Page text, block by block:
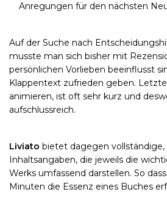
Anregungen für den nächsten
Auf der Suche nach
musste man sich bisher mit
persönlichen Vorlieben beeinflusst
Klappentext zufrieden geben.
animieren, ist oft sehr kurz und
aufschlussreich.
Liviato bietet dagegen
Inhaltsangaben, die jeweils die
Werks umfassend darstellen. So
Minuten die Essenz eines Buches